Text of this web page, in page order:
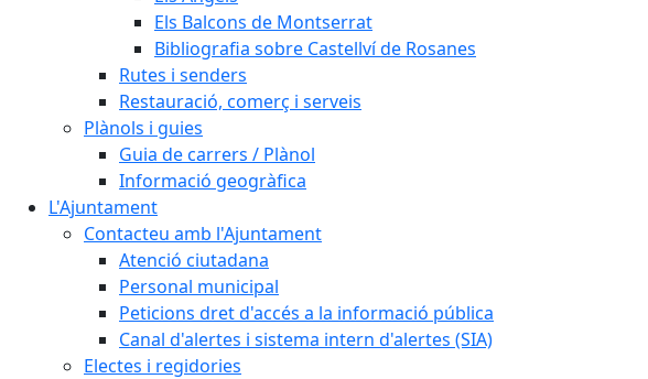
Els Balcons de Montserrat
Bibliografia sobre Castellví de Rosanes
Rutes i senders
Restauració, comerç i serveis
Plànols i guies
Guia de carrers / Plànol
Informació geogràfica
L'Ajuntament
Contacteu amb l'Ajuntament
Atenció ciutadana
Personal municipal
Peticions dret d'accés a la informació pública
Canal d'alertes i sistema intern d'alertes (SIA)
Electes i regidories